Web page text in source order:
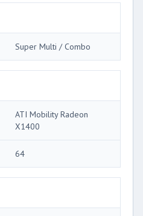
Super Multi / Combo
ATI Mobility Radeon
X1400
64